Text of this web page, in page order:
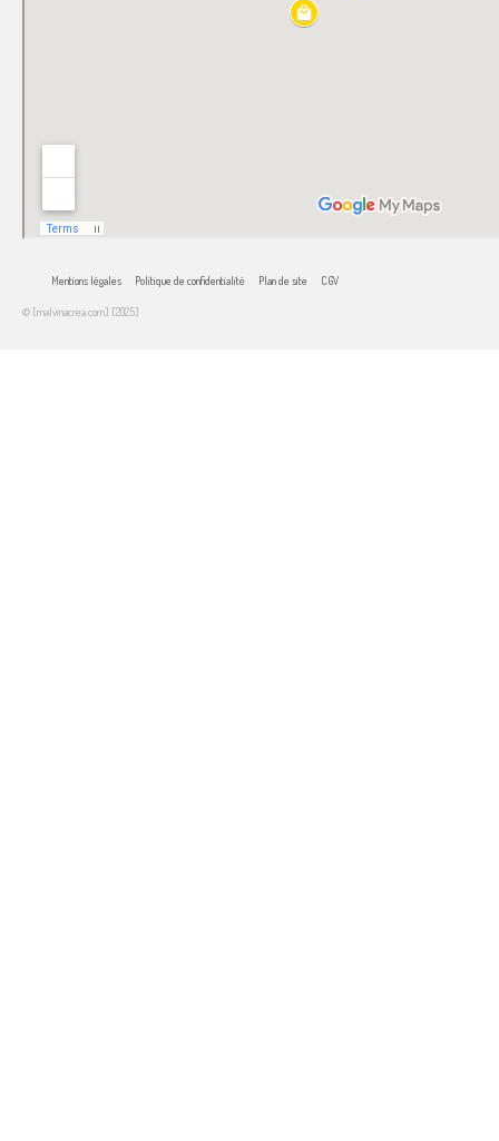
Mentions légales Politique de confidentialité Plan de site CGV
© [malvinacrea.com] [2025]